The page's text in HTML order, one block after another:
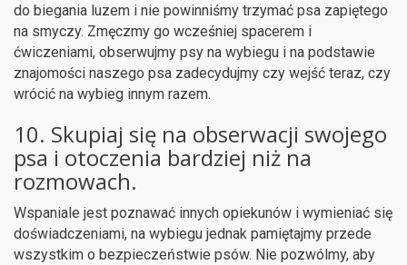
do biegania luzem i nie powinniśmy trzymać psa zapiętego
na smyczy. Zmęczmy go wcześniej spacerem i
ćwiczeniami, obserwujmy psy na wybiegu i na podstawie
znajomości naszego psa zadecydujmy czy wejść teraz, czy
wrócić na wybieg innym razem.
10. Skupiaj się na obserwacji swojego
psa i otoczenia bardziej niż na
rozmowach.
Wspaniale jest poznawać innych opiekunów i wymieniać się
doświadczeniami, na wybiegu jednak pamiętajmy przede
wszystkim o bezpieczeństwie psów. Nie pozwólmy, aby